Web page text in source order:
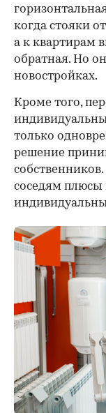
когда стояки
а к квартирам
обратная. Но
новостройках.
Кроме того,
только
решение
соседям плюсы